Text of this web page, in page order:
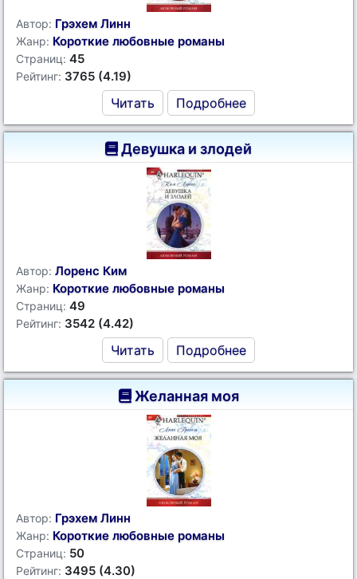
Автор: Грэхем Линн
Жанр: Короткие любовные романы
Страниц: 45
Рейтинг: 3765 (4.19)
Читать Подробнее
Девушка и злодей
Автор: Лоренс Ким
Жанр: Короткие любовные романы
Страниц: 49
Рейтинг: 3542 (4.42)
Читать Подробнее
Желанная моя
Автор: Грэхем Линн
Жанр: Короткие любовные романы
Страниц: 50
Рейтинг: 3495 (4.30)